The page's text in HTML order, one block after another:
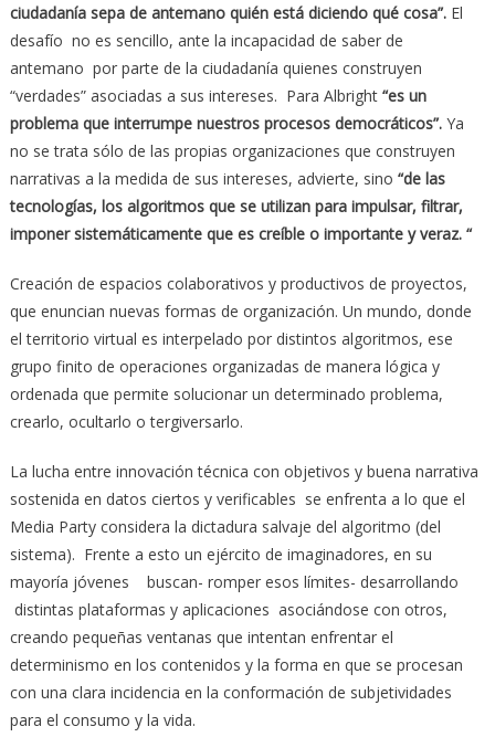
ciudadanía sepa de antemano quién está diciendo qué cosa”. El
desafío no es sencillo, ante la incapacidad de saber de
antemano por parte de la ciudadanía quienes construyen
“verdades” asociadas a sus intereses. Para Albright “es un
problema que interrumpe nuestros procesos democráticos”.Ya
no se trata sólo de las propias organizaciones que construyen
narrativas a la medida de sus intereses, advierte, sino “de las
tecnologías, los algoritmos que se utilizan para impulsar, filtrar,
imponer sistemáticamente que es creíble o importante y veraz. “
Creación de espacios colaborativos y productivos de proyectos,
que enuncian nuevas formas de organización. Un mundo, donde
el territorio virtual es interpelado por distintos algoritmos, ese
grupo finito de operaciones organizadas de manera lógica y
ordenada que permite solucionar un determinado problema,
crearlo, ocultarlo o tergiversarlo.
La lucha entre innovación técnica con objetivos y buena narrativa
sostenida en datos ciertos y verificables se enfrenta a lo que el
Media Party considera la dictadura salvaje del algoritmo (del
sistema). Frente a esto un ejército de imaginadores, en su
mayoría jóvenes buscan- romper esos límites- desarrollando
distintas plataformas y aplicaciones asociándose con otros,
creando pequeñas ventanas que intentan enfrentar el
determinismo en los contenidos y la forma en que se procesan
con una clara incidencia en la conformación de subjetividades
para el consumo y la vida.